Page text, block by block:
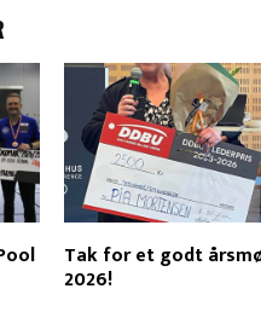
Tak for et godt
2026!